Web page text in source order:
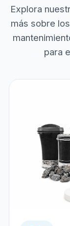
Explora
más sobre
para